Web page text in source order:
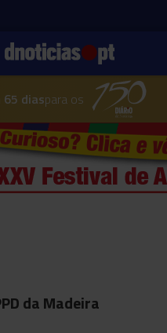
65 diaspara os
da Madeira